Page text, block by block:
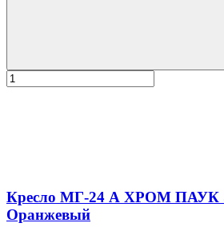
Кресло МГ-24 А ХРОМ ПАУК
Оранжевый